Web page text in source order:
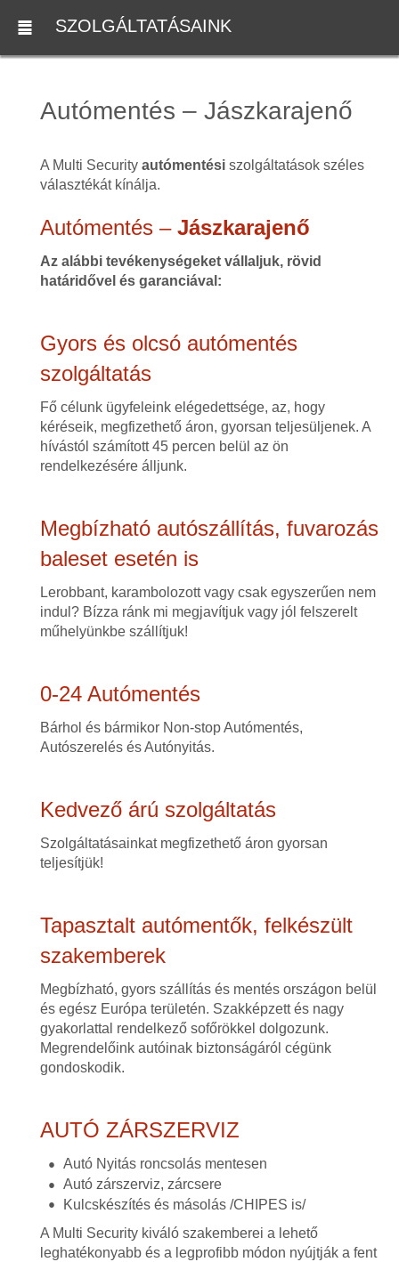
SZOLGÁLTATÁSAINK
Autómentés – Jászkarajenő
A Multi Security autómentésiszolgáltatások széles
választékát kínálja.
Autómentés – Jászkarajenő
Az alábbi tevékenységeket vállaljuk, rövid
határidővel és garanciával:
Gyors és olcsó autómentés
szolgáltatás
Fő célunk ügyfeleink elégedettsége, az, hogy
kéréseik, megfizethető áron, gyorsan teljesüljenek. A
hívástól számított 45 percen belül az ön
rendelkezésére álljunk.
Megbízható autószállítás, fuvarozás
baleset esetén is
Lerobbant, karambolozott vagy csak egyszerűen nem
indul? Bízza ránk mi megjavítjuk vagy jól felszerelt
műhelyünkbe szállítjuk!
0-24 Autómentés
Bárhol és bármikor Non-stop Autómentés,
Autószerelés és Autónyitás.
Kedvező árú szolgáltatás
Szolgáltatásainkat megfizethető áron gyorsan
teljesítjük!
Tapasztalt autómentők, felkészült
szakemberek
Megbízható, gyors szállítás és mentés országon belül
és egész Európa területén. Szakképzett és nagy
gyakorlattal rendelkező sofőrökkel dolgozunk.
Megrendelőink autóinak biztonságáról cégünk
gondoskodik.
AUTÓ ZÁRSZERVIZ
Autó Nyitás roncsolás mentesen
Autó zárszerviz, zárcsere
Kulcskészítés és másolás /CHIPES is/
A Multi Security kiváló szakemberei a lehető
leghatékonyabb és a legprofibb módon nyújtják a fent